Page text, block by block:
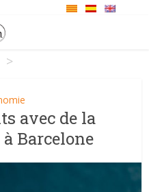
>
avec de la
Barcelone